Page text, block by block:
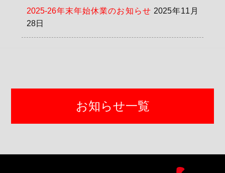
2025-26年末年始休業のお知らせ 2025年11月
28日
お知らせ一覧